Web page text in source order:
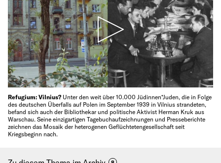
Refugium: Vilnius? Unter den weit über 10.000 Jüdinnen*Juden, die in Folge
des deutschen Überfalls auf Polen im September 1939 in Vilnius strandeten,
befand sich auch der Bibliothekar und politische Aktivist Herman Kruk aus
Warschau. Seine einzigartigen Tagebuchaufzeichnungen und Presseberichte
zeichnen das Mosaik der heterogenen Geflüchtetengesellschaft seit
Kriegsbeginn nach.